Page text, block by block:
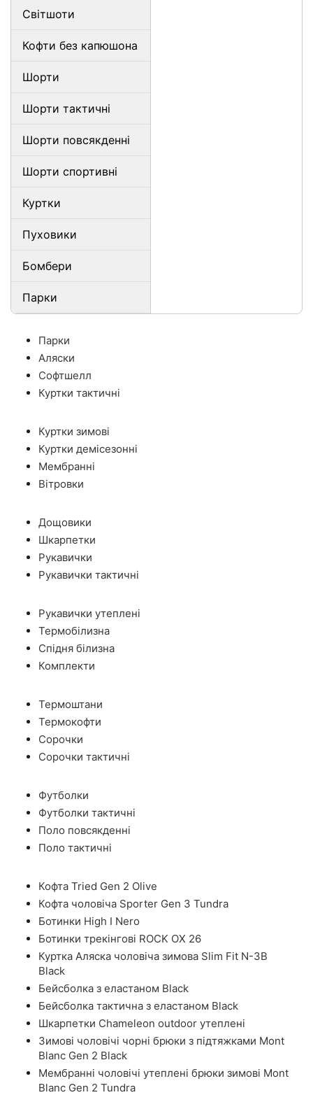
Світшоти
Кофти без капюшона
Шорти
Шорти тактичні
Шорти повсякденні
Шорти спортивні
Куртки
Пуховики
Бомбери
Парки
Парки
Аляски
Софтшелл
Куртки тактичні
Куртки зимові
Куртки демісезонні
Мембранні
Вітровки
Дощовики
Шкарпетки
Рукавички
Рукавички тактичні
Рукавички утеплені
Термобілизна
Спідня білизна
Комплекти
Термоштани
Термокофти
Сорочки
Сорочки тактичні
Футболки
Футболки тактичні
Поло повсякденні
Поло тактичні
Кофта Tried Gen 2 Olive
Кофта чоловіча Sporter Gen 3 Tundra
Ботинки High I Nero
Ботинки трекінгові ROCK OX 26
Куртка Аляска чоловіча зимова Slim Fit N-3B
Black
Бейсболка з еластаном Black
Бейсболка тактична з еластаном Black
Шкарпетки Chameleon outdoor утеплені
Зимові чоловічі чорні брюки з підтяжками Mont
Blanc Gen 2 Black
Мембранні чоловічі утеплені брюки зимові Mont
Blanc Gen 2 Tundra